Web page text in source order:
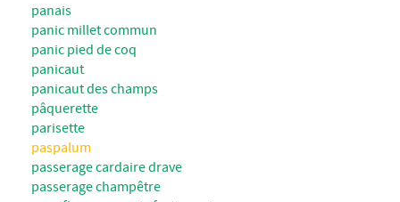
panais
panic millet commun
panic pied de coq
panicaut
panicaut des champs
pâquerette
parisette
paspalum
passerage cardaire drave
passerage champêtre